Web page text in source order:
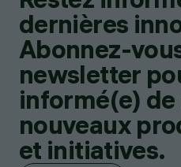
dernières
Abonnez-
newsletter
informé(e) de
nouveaux
et initiatives.